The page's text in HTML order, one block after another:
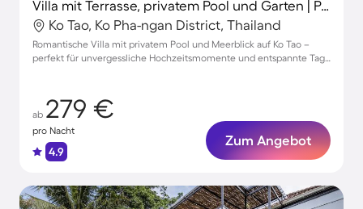
Villa mit Terrasse, privatem Pool und Garten | Poolblick
Ko Tao, Ko Pha-ngan District, Thailand
Romantische Villa mit privatem Pool und Meerblick auf Ko Tao –
perfekt für unvergessliche Hochzeitsmomente und entspannte Tage
ab 279 €
pro Nacht
4.9
Zum Angebot